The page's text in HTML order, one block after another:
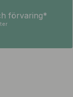
förvaring*